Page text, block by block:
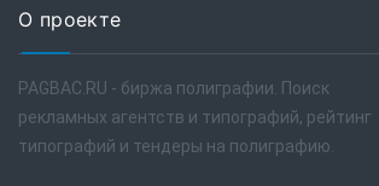
О проекте
PAGBAC.RU - биржа полиграфии. Поиск
рекламных агентств и типографий, рейтинг
типографий и тендеры на полиграфию.